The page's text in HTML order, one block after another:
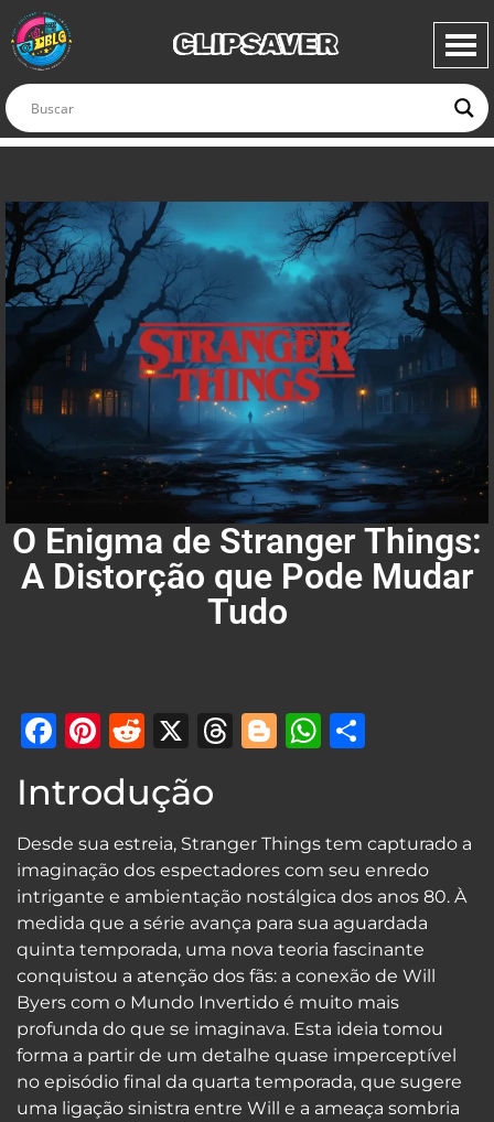
CLIPSAVER
O Enigma de Stranger Things:
A Distorção que Pode Mudar
Tudo
Facebook
Pinterest
Reddit
X Threads
Blogger
Introdução
Desde sua estreia, Stranger Things tem capturado a
imaginação dos espectadores com seu enredo
intrigante e ambientação nostálgica dos anos 80. À
medida que a série avança para sua aguardada
quinta temporada, uma nova teoria fascinante
conquistou a atenção dos fãs: a conexão de Will
Byers com o Mundo Invertido é muito mais
profunda do que se imaginava. Esta ideia tomou
forma a partir de um detalhe quase imperceptível
no episódio final da quarta temporada, que sugere
uma ligação sinistra entre Will e a ameaça sombria